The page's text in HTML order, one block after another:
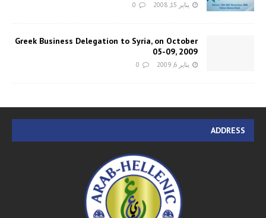
يناير 15, 2008 0
Greek Business Delegation to Syria, on October
05-09, 2009
يناير 6, 2009 0
ADDRESS